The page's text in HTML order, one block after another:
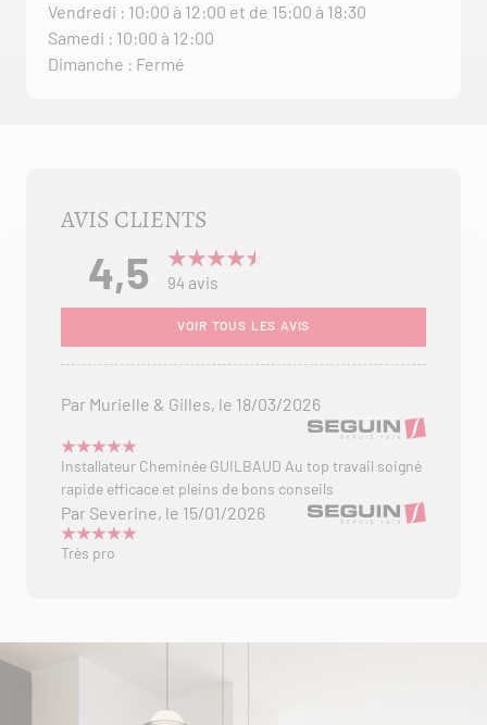
Vendredi : 10:00 à 12:00 et de 15:00 à 18:30
Samedi : 10:00 à 12:00
Dimanche : Fermé
AVIS CLIENTS
4,5 94 avis
VOIR TOUS LES AVIS
Par Murielle & Gilles, le 18/03/2026
Installateur Cheminée GUILBAUD Au top travail soigné
rapide efficace et pleins de bons conseils
Par Severine, le 15/01/2026
Très pro